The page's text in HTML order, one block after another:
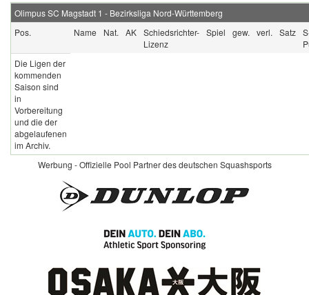
Olimpus SC Magstadt 1 - Bezirksliga Nord-Württemberg
Pos.
Name Nat. AK Schiedsrichter-
Lizenz
Spiel gew. verl. Satz
Die Ligen der
kommenden
Saison sind
in
Vorbereitung
und die der
abgelaufenen
im Archiv.
Werbung - Offizielle Pool Partner des deutschen Squashsports